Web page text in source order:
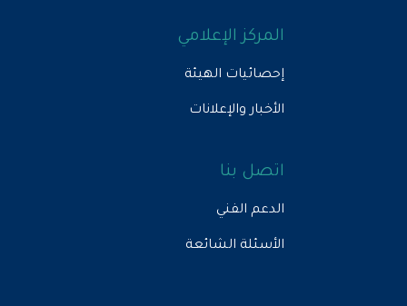
المركز الإعلامي
إحصائيات الهيئة
الأخبار والإعلانات
اتصل بنا
الدعم الفني
الأسئلة الشائعة